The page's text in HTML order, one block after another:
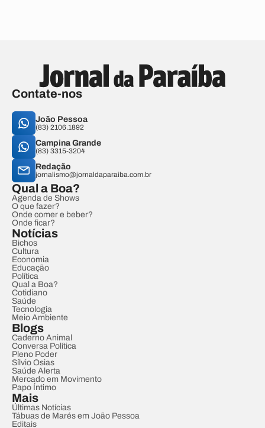
Contate-nos
João Pessoa
(83) 2106.1892
Campina Grande
(83) 3315-3204
Redação
jornalismo@jornaldaparaiba.com.br
Qual a Boa?
Agenda de Shows
O que fazer?
Onde comer e beber?
Onde ficar?
Notícias
Bichos
Cultura
Economia
Educação
Política
Qual a Boa?
Cotidiano
Saúde
Tecnologia
Meio Ambiente
Blogs
Caderno Animal
Conversa Política
Pleno Poder
Sílvio Osias
Saúde Alerta
Mercado em Movimento
Papo Íntimo
Mais
Últimas Notícias
Tábuas de Marés em João Pessoa
Editais